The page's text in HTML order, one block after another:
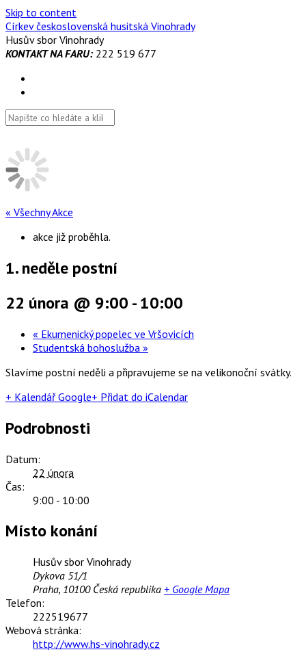
Skip to content
Církev československá husitská Vinohrady
Husův sbor Vinohrady
KONTAKT NA FARU:222 519 677
« Všechny Akce
akce již proběhla.
1. neděle postní
22 února @ 9:00 -10:00
« Ekumenický popelec ve Vršovicích
Studentská bohoslužba »
Slavíme postní neděli a připravujeme se na velikonoční svátky.
+ Kalendář Google+ Přidat do iCalendar
Podrobnosti
Datum:
22 února
Čas:
9:00 - 10:00
Místo konání
Husův sbor Vinohrady
Dykova 51/1
Praha, 10100 Česká republika + Google Mapa
Telefon:
222519677
Webová stránka:
http://www.hs-vinohrady.cz